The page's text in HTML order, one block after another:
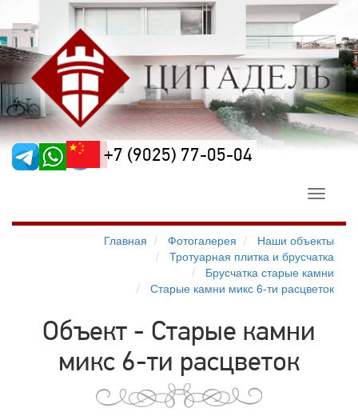
+7 (9025) 77-05-04
Toggle
Главная
Фотогалерея
Наши объекты
Тротуарная плитка и брусчатка
Брусчатка старые камни
Старые камни микс 6-ти расцветок
Объект - Старые камни
микс 6-ти расцветок